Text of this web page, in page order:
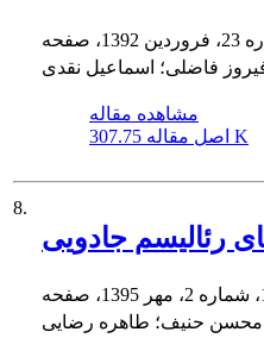
فاضلی؛ اسماعیل نقدی
مشاهده مقاله
اصل مقاله 307.75 K
8.
رئالیسم جادویی
محسن حنیف؛ طاهره رضایی